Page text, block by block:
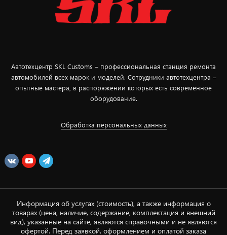
Автотехцентр SKL Customs – профессиональная станция ремонта
автомобилей всех марок и моделей. Сотрудники автотехцентра –
опытные мастера, в распоряжении которых есть современное
оборудование.
Обработка персональных данных
Информация об услугах (стоимость), а также информация о
товарах (цена, наличие, содержание, комплектация и внешний
вид), указанные на сайте, являются справочными и не являются
офертой. Перед заявкой, оформлением и оплатой заказа